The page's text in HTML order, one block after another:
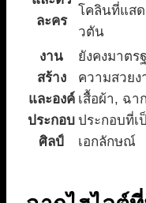
ละคร
โคลินที่แส
วตัน
งาน
สร้าง
และองค์
ประกอบ
ศิลป์
ยังคงมาตร
ความสวยง
เสื้อผ้า, ฉา
ประกอบที่เ
เอกลักษณ์